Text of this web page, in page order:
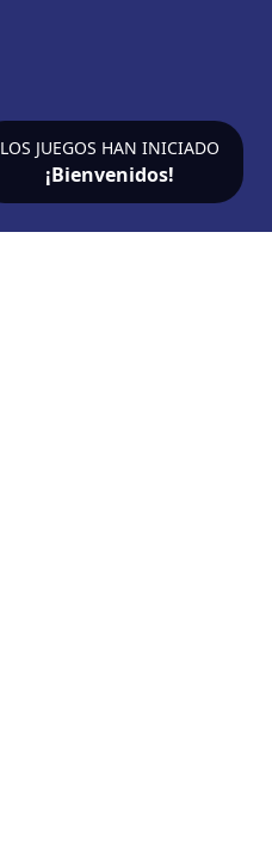
LOS JUEGOS HAN INICIADO
¡Bienvenidos!